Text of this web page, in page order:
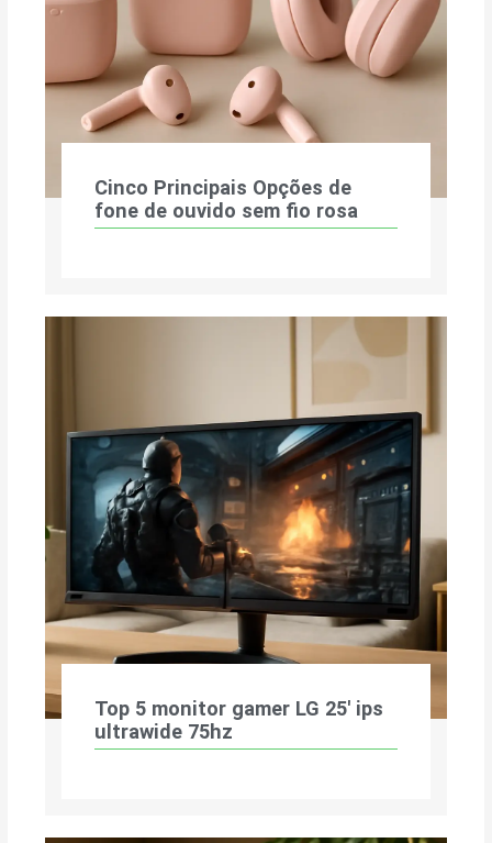
Cinco Principais Opções de
fone de ouvido sem fio rosa
Top 5 monitor gamer LG 25′ ips
ultrawide 75hz